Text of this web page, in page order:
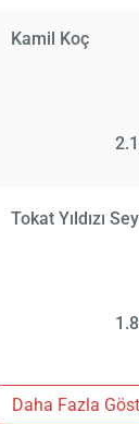
Kamil Koç
Tokat Yıldızı
Daha Fazla